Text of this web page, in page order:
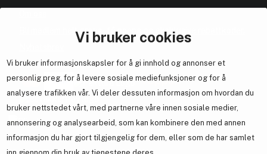
Vi bruker cookies
Vi bruker informasjonskapsler for å gi innhold og annonser et
personlig preg, for å levere sosiale mediefunksjoner og for å
analysere trafikken vår. Vi deler dessuten informasjon om hvordan du
bruker nettstedet vårt, med partnerne våre innen sosiale medier,
annonsering og analysearbeid, som kan kombinere den med annen
informasjon du har gjort tilgjengelig for dem, eller som de har samlet
Bli medlem helt gratis - få poeng og eksklusive rabattkoder.
Samarbeid med oss
En del avBrandsdal Group AS